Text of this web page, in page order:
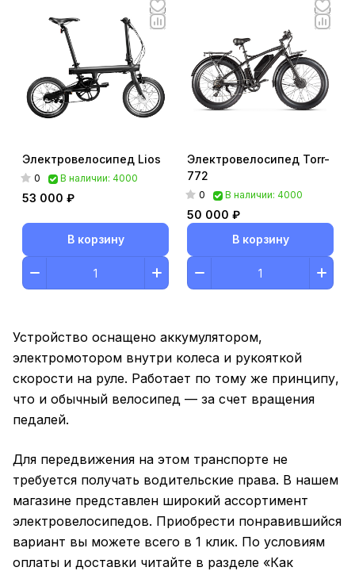
Электровелосипед Lios
0 В наличии: 4000
53 000 ₽
В корзину
Электровелосипед Torr-
772
0 В наличии: 4000
50 000 ₽
В корзину
Устройство оснащено аккумулятором,
электромотором внутри колеса и рукояткой
скорости на руле. Работает по тому же принципу,
что и обычный велосипед — за счет вращения
педалей.
Для передвижения на этом транспорте не
требуется получать водительские права. В нашем
магазине представлен широкий ассортимент
электровелосипедов. Приобрести понравившийся
вариант вы можете всего в 1 клик. По условиям
оплаты и доставки читайте в разделе «Как